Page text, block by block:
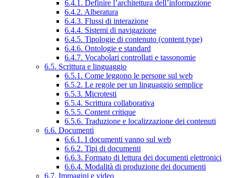
6.4.1. Definire l’architettura dell’informazione
6.4.2. Alberatura
6.4.3. Flussi di interazione
6.4.4. Sistemi di navigazione
6.4.5. Tipologie di contenuto (content type)
6.4.6. Ontologie e standard
6.4.7. Vocabolari controllati e tassonomie
6.5. Scrittura e linguaggio
6.5.1. Come leggono le persone sul web
6.5.2. Le regole per un linguaggio semplice
6.5.3. Microtesti
6.5.4. Scrittura collaborativa
6.5.5. Content critique
6.5.6. Traduzione e localizzazione dei contenuti
6.6. Documenti
6.6.1. I documenti vanno sul web
6.6.2. Tipi di documenti
6.6.3. Formato di lettura dei documenti elettronici
6.6.4. Modalità di produzione dei documenti
6.7. Immagini e video